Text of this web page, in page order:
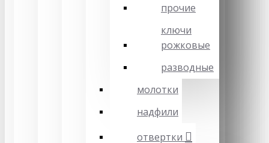
прочие
ключи
рожковые
разводные
молотки
надфили
отвертки